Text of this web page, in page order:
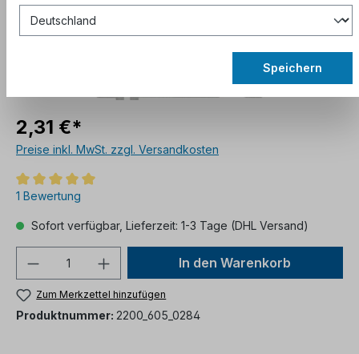
2,31 €*
Preise inkl. MwSt. zzgl. Versandkosten
1 Bewertung
Sofort verfügbar, Lieferzeit: 1-3 Tage (DHL Versand)
In den Warenkorb
Zum Merkzettel hinzufügen
Produktnummer: 2200_605_0284
Speichern